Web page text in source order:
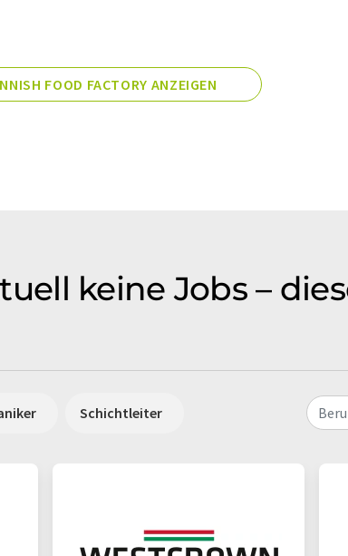
FOOD FACTORY ANZEIGEN
keine Jobs –
Schichtleiter